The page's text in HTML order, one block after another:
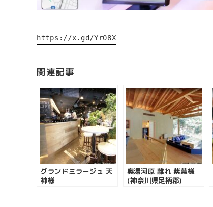
https://x.gd/Yr08X
関連記事
グランドミラージュ 天
神様
奥湯河原 離れ 紫葉様
(神奈川県足柄郡)